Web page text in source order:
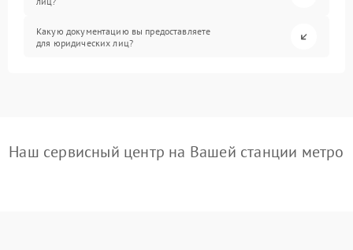
Какую документацию вы предоставляете
для юридических лиц?
Наш сервисный центр на Вашей станции метро